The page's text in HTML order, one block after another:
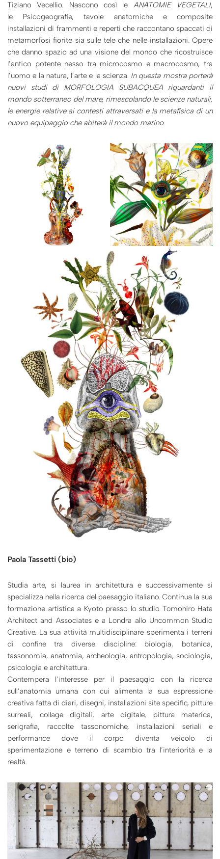
Tiziano Vecellio. Nascono così le ANATOMIE VEGETALI,
le Psicogeografie, tavole anatomiche e composite
installazioni di frammenti e reperti che raccontano spaccati di
metamorfosi fiorite sia sulle tele che nelle installazioni. Opere
che danno spazio ad una visione del mondo che ricostruisce
l’antico potente nesso tra microcosmo e macrocosmo, tra
l’uomo e la natura, l’arte e la scienza.In questa mostra porterà
nuovi studi di MORFOLOGIA SUBACQUEA riguardanti il
mondo sotterraneo del mare, rimescolando le scienze naturali,
le energie relative ai contesti attraversati e la metafisica di un
nuovo equipaggio che abiterà il mondo marino.
Paola Tassetti (bio)
Studia arte, si laurea in architettura e successivamente si
specializza nella ricerca del paesaggio italiano. Continua la sua
formazione artistica a Kyoto presso lo studio Tomohiro Hata
Architect and Associates e a Londra allo Uncommon Studio
Creative. La sua attività multidisciplinare sperimenta i terreni
di confine tra diverse discipline: biologia, botanica,
tassonomia, anatomia, archeologia, antropologia, sociologia,
psicologia e architettura.
Contempera l’interesse per il paesaggio con la ricerca
sull’anatomia umana con cui alimenta la sua espressione
creativa fatta di diari, disegni, installazioni site specific, pitture
surreali, collage digitali, arte digitale, pittura materica,
serigrafia, raccolte tassonomiche, installazioni seriali e
performance dove il corpo diventa veicolo di
sperimentazione e terreno di scambio tra l’interiorità e la
realtà.